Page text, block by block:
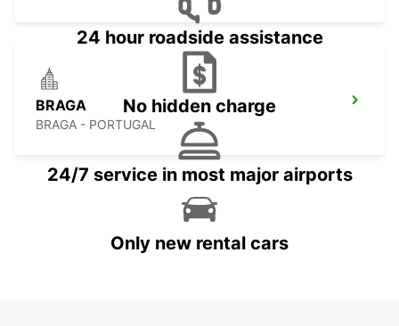
BRAGA
BRAGA - PORTUGAL
24 hour roadside assistance
No hidden charge
24/7 service in most major airports
Only new rental cars